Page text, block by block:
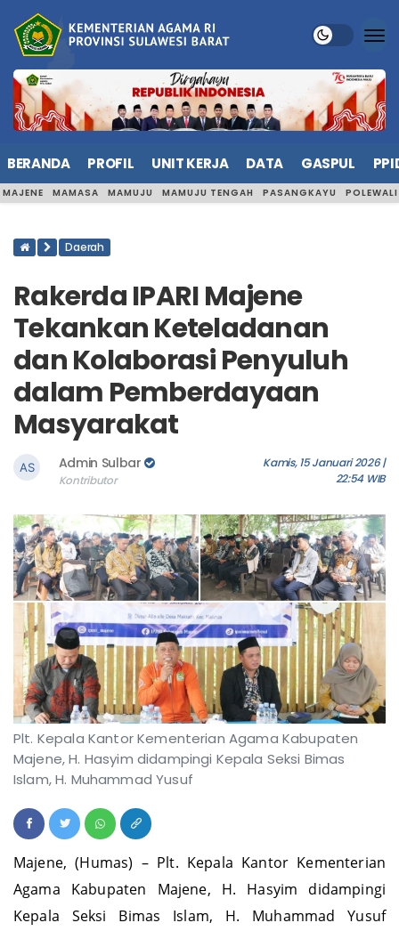
BERANDA PROFIL UNIT KERJA DATA GASPUL
MAJENE MAMASA MAMUJU MAMUJU TENGAH PASANGKAYU
Daerah
Rakerda IPARI Majene
Tekankan Keteladanan
dan Kolaborasi Penyuluh
dalam Pemberdayaan
Masyarakat
Admin Sulbar
Kontributor
Kamis, 15 Januari 2026 |
22:54 WIB
Plt. Kepala Kantor Kementerian Agama Kabupaten
Majene, H. Hasyim didampingi Kepala Seksi Bimas
Islam, H. Muhammad Yusuf
Majene, (Humas) – Plt. Kepala Kantor Kementerian
Agama Kabupaten Majene, H. Hasyim didampingi
Kepala Seksi Bimas Islam, H. Muhammad Yusuf